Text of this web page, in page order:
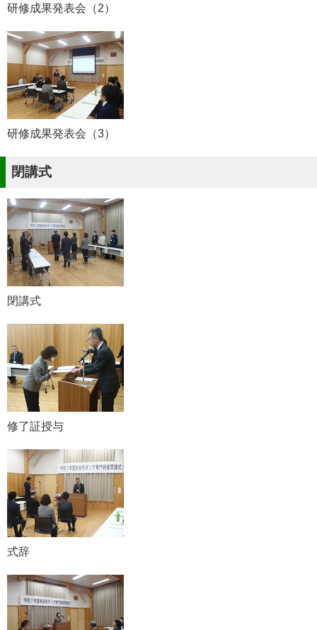
研修成果発表会（2）
研修成果発表会（3）
閉講式
閉講式
修了証授与
式辞